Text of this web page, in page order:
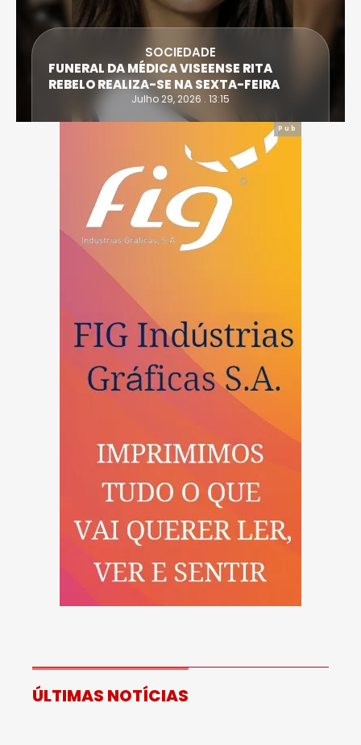
SOCIEDADE
FUNERAL DA MÉDICA VISEENSE RITA
REBELO REALIZA-SE NA SEXTA-FEIRA
Julho 29, 2026 . 13:15
Pub
ÚLTIMAS NOTÍCIAS